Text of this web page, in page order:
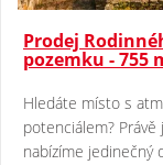
Prodej
pozemku - 755
Hledáte místo s
potenciálem?
nabízíme jedinečný